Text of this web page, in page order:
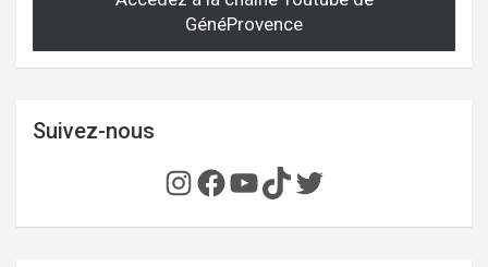
GénéProvence
Suivez-nous
Instagram
Facebook
YouTube
TikTok
Twitter